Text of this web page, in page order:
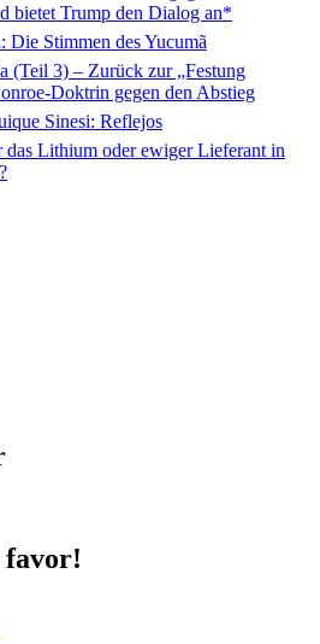
bietet Trump den Dialog an*
Die Stimmen des Yucumã
(Teil 3) – Zurück zur „Festung
Doktrin gegen den Abstieg
Sinesi: Reflejos
das Lithium oder ewiger Lieferant in
favor!